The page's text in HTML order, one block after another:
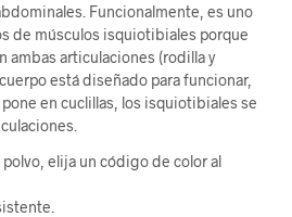
Funcionalmente, es uno
de músculos isquiotibiales porque
ambas articulaciones (rodilla y
está diseñado para funcionar,
en cuclillas, los isquiotibiales se
polvo, elija un código de color al